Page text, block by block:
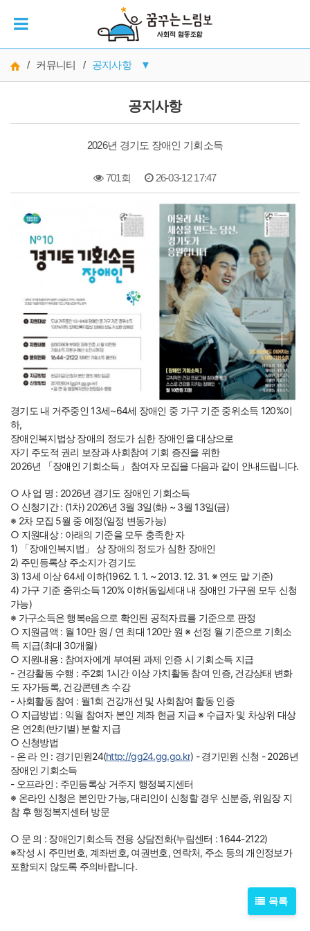
/ 커뮤니티 / 공지사항 ▼
재정보고
갤러리
자료실
MOU기관
공지사항
2026년 경기도 장애인 기회소득
701회 26-03-12 17:47
본문
경기도 내 거주중인 13세~64세 장애인 중 가구 기준 중위소득 120%이
하,
장애인복지법상 장애의 정도가 심한 장애인을 대상으로
자기 주도적 권리 보장과 사회참여 기회 증진을 위한
2026년 「장애인 기회소득」 참여자 모집을 다음과 같이 안내드립니다.
○ 사 업 명 : 2026년 경기도 장애인 기회소득
○ 신청기간 : (1차) 2026년 3월 3일(화) ~ 3월 13일(금)
※ 2차 모집 5월 중 예정(일정 변동가능)
○ 지원대상 : 아래의 기준을 모두 충족한 자
1) 「장애인복지법」 상 장애의 정도가 심한 장애인
2) 주민등록상 주소지가 경기도
3) 13세 이상 64세 이하(1962. 1. 1. ~ 2013. 12. 31. ※ 연도 말 기준)
4) 가구 기준 중위소득 120% 이하(동일세대 내 장애인 가구원 모두 신청
가능)
※ 가구소득은 행복e음으로 확인된 공적자료를 기준으로 판정
○ 지원금액 : 월 10만 원 / 연 최대 120만 원 ※ 선정 월 기준으로 기회소
득 지급(최대 30개월)
○ 지원내용 : 참여자에게 부여된 과제 인증 시 기회소득 지급
- 건강활동 수행 : 주2회 1시간 이상 가치활동 참여 인증, 건강상태 변화
도 자가등록, 건강콘텐츠 수강
- 사회활동 참여 : 월1회 건강개선 및 사회참여 활동 인증
○ 지급방법 : 익월 참여자 본인 계좌 현금 지급 ※ 수급자 및 차상위 대상
은 연2회(반기별) 분할 지급
○ 신청방법
- 온 라 인 : 경기민원24(http://gg24.gg.go.kr) - 경기민원 신청 - 2026년
장애인 기회소득
- 오프라인 : 주민등록상 거주지 행정복지센터
※ 온라인 신청은 본인만 가능, 대리인이 신청할 경우 신분증, 위임장 지
참 후 행정복지센터 방문
○ 문 의 : 장애인기회소득 전용 상담전화(누림센터 : 1644-2122)
※작성 시 주민번호, 계좌번호, 여권번호, 연락처, 주소 등의 개인정보가
포함되지 않도록 주의바랍니다.
목록